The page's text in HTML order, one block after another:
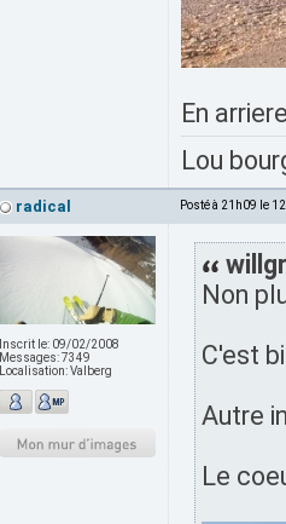
En
Lou
radical Posté à 21h09 le
Inscrit le: 09/02/2008
Messages:7349
Localisation:Valberg
Non
C'est
Autre
Le